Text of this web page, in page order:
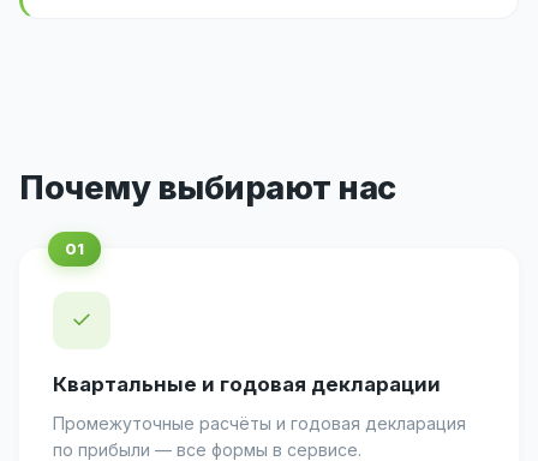
Почему выбирают нас
✓
Квартальные и годовая декларации
Промежуточные расчёты и годовая декларация
по прибыли — все формы в сервисе.